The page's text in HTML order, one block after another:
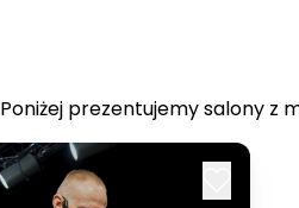
Poniżej prezentujemy salony z